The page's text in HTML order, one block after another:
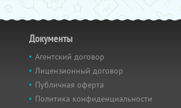
Документы
Агентский договор
Лицензионный договор
Публичная оферта
Политика конфиденциальности